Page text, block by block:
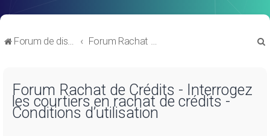
Forum de discussions sur le Regroupement de Crédits et le Rachat de Crédits Forum Rachat de Crédits
Forum Rachat de Crédits - Interrogez
les courtiers en rachat de crédits -
Conditions d’utilisation